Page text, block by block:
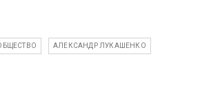
АЛЕКСАНДР ЛУКАШЕНКО